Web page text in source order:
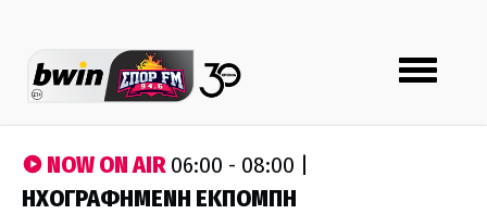
Toggle
navigation
NOW ON AIR06:00 - 08:00 |
ΗΧΟΓΡΑΦΗΜΕΝΗ ΕΚΠΟΜΠΗ